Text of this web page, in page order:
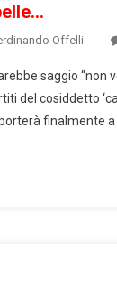
Offelli
saggio “non
del cosiddetto
finalmente